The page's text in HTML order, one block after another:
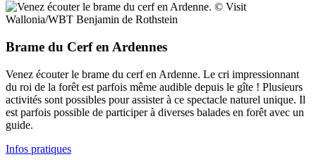
© Visit
Wallonia/WBT Benjamin de Rothstein
Brame du Cerf en Ardennes
Venez écouter le brame du cerf en Ardenne. Le cri impressionnant
du roi de la forêt est parfois même audible depuis le gîte ! Plusieurs
activités sont possibles pour assister à ce spectacle naturel unique. Il
est parfois possible de participer à diverses balades en forêt avec un
guide.
Infos pratiques